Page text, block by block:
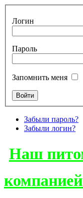
Логин
Пароль
Запомнить меня
Забыли пароль?
Забыли логин?
Наш